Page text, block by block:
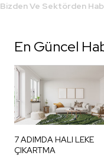
Bizden Ve Sektörden
7 ADIMDA HALI LEKE
ÇIKARTMA
En Güncel